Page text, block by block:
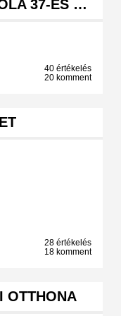
37-ES …
40 értékelés
20 komment
28 értékelés
18 komment
OTTHONA